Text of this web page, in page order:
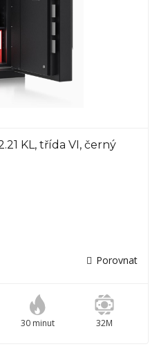
KL, třída VI, černý
Porovnat
30 minut 32M